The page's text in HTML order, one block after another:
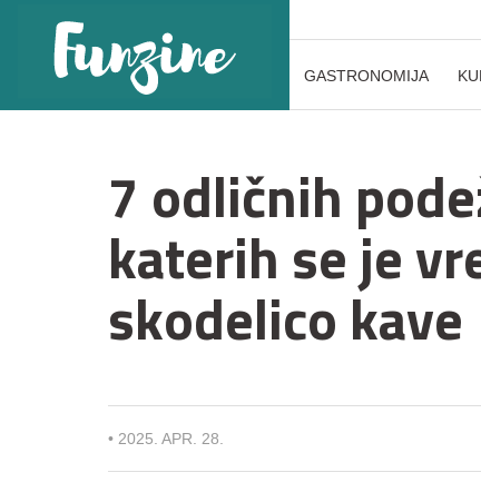
GASTRONOMIJA
7 odličnih
katerih se je
skodelico kave
• 2025. APR. 28.